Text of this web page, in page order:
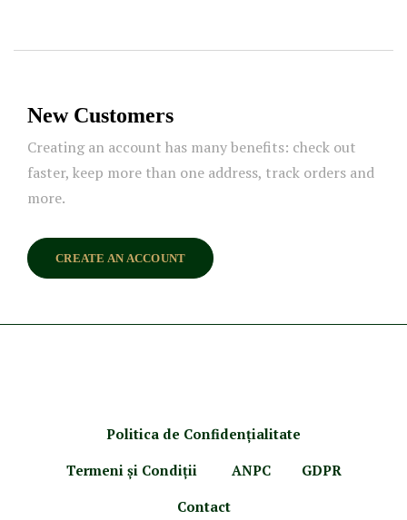
New Customers
Creating an account has many benefits: check out
faster, keep more than one address, track orders and
more.
CREATE AN ACCOUNT
Politica de Confidenţialitate
Termeni şi Condiţii
ANPC
GDPR
Contact